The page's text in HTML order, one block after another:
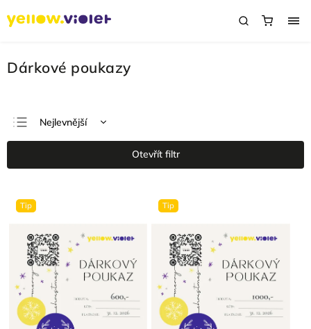
Dárkové poukazy
Nejlevnější
Nejdražší
Nejprodávanější
Otevřít filtr
Tip Tip